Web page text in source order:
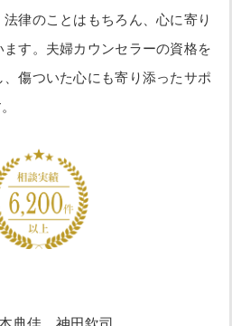
律のことはもちろん、心に寄り
す。夫婦カウンセラーの資格を
傷ついた心にも寄り添ったサポ